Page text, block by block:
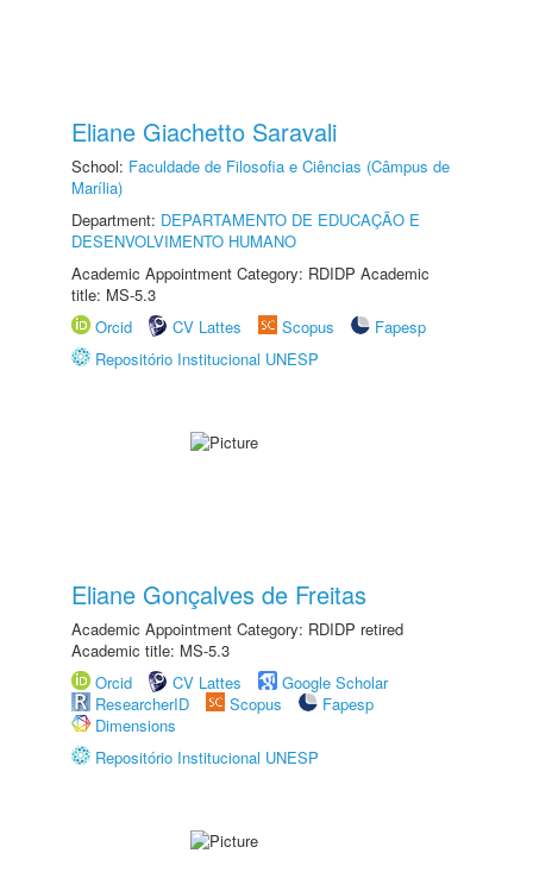
Eliane Giachetto Saravali
School: Faculdade de Filosofia e Ciências (Câmpus de
Marília)
Department: DEPARTAMENTO DE EDUCAÇÃO E
DESENVOLVIMENTO HUMANO
Academic Appointment Category: RDIDP Academic
title: MS-5.3
Orcid
CV Lattes Scopus
Fapesp
Repositório Institucional UNESP
Eliane Gonçalves de Freitas
Academic Appointment Category: RDIDP retired
Academic title: MS-5.3
Orcid
CV Lattes
Google Scholar
ResearcherID
Scopus
Fapesp
Dimensions
Repositório Institucional UNESP